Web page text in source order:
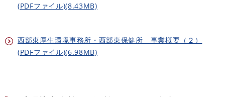
(PDFファイル)(8.43MB)
西部東厚生環境事務所・西部東保健所 事業概要（２）
(PDFファイル)(6.98MB)